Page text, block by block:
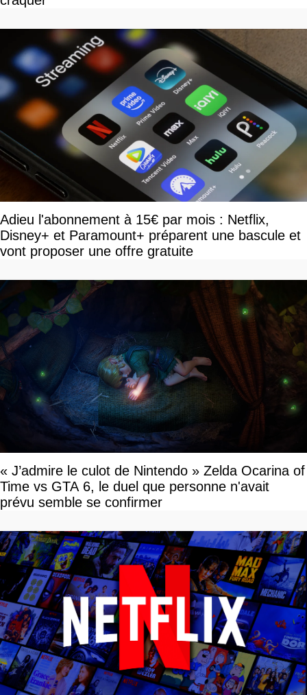
Adieu l'abonnement à 15€ par mois : Netflix,
Disney+ et Paramount+ préparent une bascule et
vont proposer une offre gratuite
« J’admire le culot de Nintendo » Zelda Ocarina of
Time vs GTA 6, le duel que personne n'avait
prévu semble se confirmer